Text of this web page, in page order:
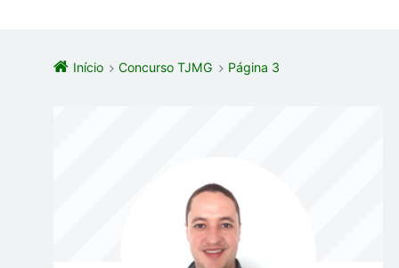
Início Concurso TJMG Página 3